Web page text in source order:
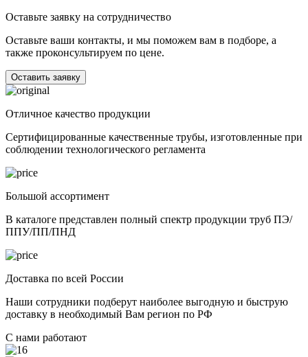
Оставьте заявку на сотрудничество
Оставьте ваши контакты, и мы поможем вам в подборе, а
также проконсультируем по цене.
Оставить заявку
Отличное качество продукции
Сертифицированные качественные трубы, изготовленные при
соблюдении технологического регламента
Большой ассортимент
В каталоге представлен полный спектр продукции труб ПЭ/
ППУ/ПП/ПНД
Доставка по всей России
Наши сотрудники подберут наиболее выгодную и быструю
доставку в необходимый Вам регион по РФ
С нами работают